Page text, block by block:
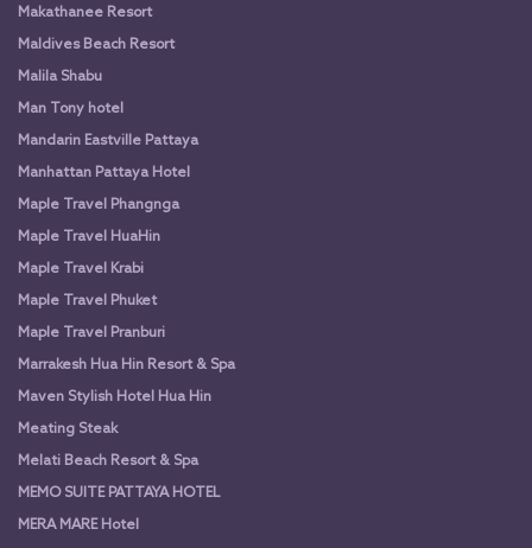
Makathanee Resort
Maldives Beach Resort
Malila Shabu
Man Tony hotel
Mandarin Eastville Pattaya
Manhattan Pattaya Hotel
Maple Travel Phangnga
Maple Travel HuaHin
Maple Travel Krabi
Maple Travel Phuket
Maple Travel Pranburi
Marrakesh Hua Hin Resort & Spa
Maven Stylish Hotel Hua Hin
Meating Steak
Melati Beach Resort & Spa
MEMO SUITE PATTAYA HOTEL
MERA MARE Hotel